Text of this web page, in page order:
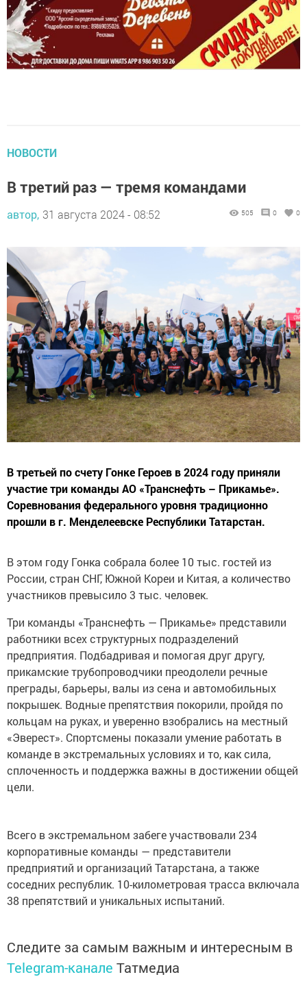
В третий раз — тремя командами
участие три команды АО «Транснефть – Прикамье».
Соревнования федерального уровня традиционно
прошли в г. Менделеевске Республики Татарстан.
России, стран СНГ, Южной Кореи и Китая, а количество
участников превысило 3 тыс. человек.
работники всех структурных подразделений
предприятия. Подбадривая и помогая друг другу,
прикамские трубопроводчики преодолели речные
преграды, барьеры, валы из сена и автомобильных
покрышек. Водные препятствия покорили, пройдя по
кольцам на руках, и уверенно взобрались на местный
«Эверест». Спортсмены показали умение работать в
команде в экстремальных условиях и то, как сила,
сплоченность и поддержка важны в достижении общей
цели.
корпоративные команды — представители
предприятий и организаций Татарстана, а также
соседних республик. 10-километровая трасса включала
38 препятствий и уникальных испытаний.
Telegram-каналеТатмедиа